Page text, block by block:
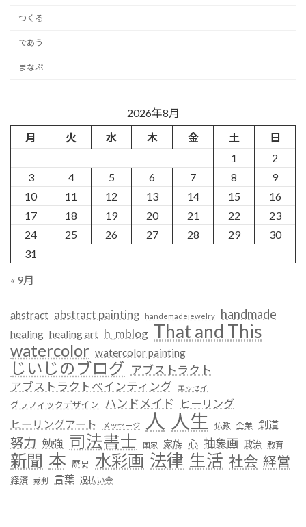
つくる
であう
まなぶ
2026年8月
月
火 水 木 金 土
日
1
2
3
4 5 6 7 8
9
10
11 12 13 14 15
16
17
18 19 20 21 22
23
24
25 26 27 28 29
30
31
« 9月
abstract abstract painting handemadejewelry handmade
healing healing art h_mblog That and This
watercolor watercolor painting
じいじのブログ アブストラクト
アブストラクトペインティング
エッセイ
グラフィックデザイン ハンドメイド ヒーリング
ヒーリングアート メッセージ 人 人生 仏教 企業 剣道
努力 勉強 司法書士 国家 家族 心 抽象画 政治 教育
新聞 本 歴史 水彩画 法律 生活 社会 経営
経済 裁判 言葉 過払い金